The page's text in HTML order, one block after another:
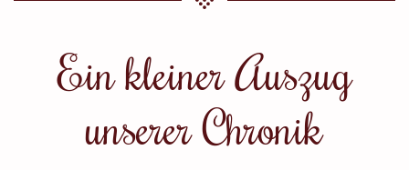
Ein kleiner Auszug
unserer Chronik